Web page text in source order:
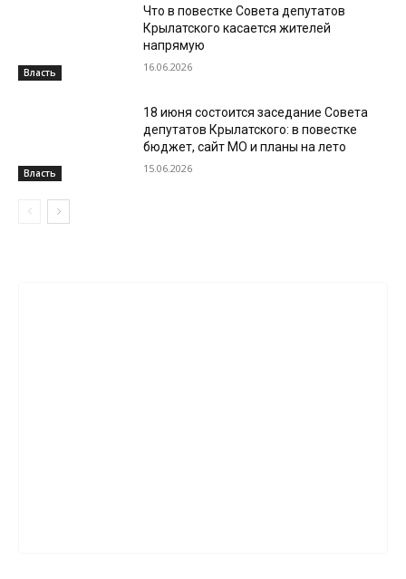
Власть
Что в повестке Совета депутатов
Крылатского касается жителей
напрямую
16.06.2026
Власть
18 июня состоится заседание Совета
депутатов Крылатского: в повестке
бюджет, сайт МО и планы на лето
15.06.2026